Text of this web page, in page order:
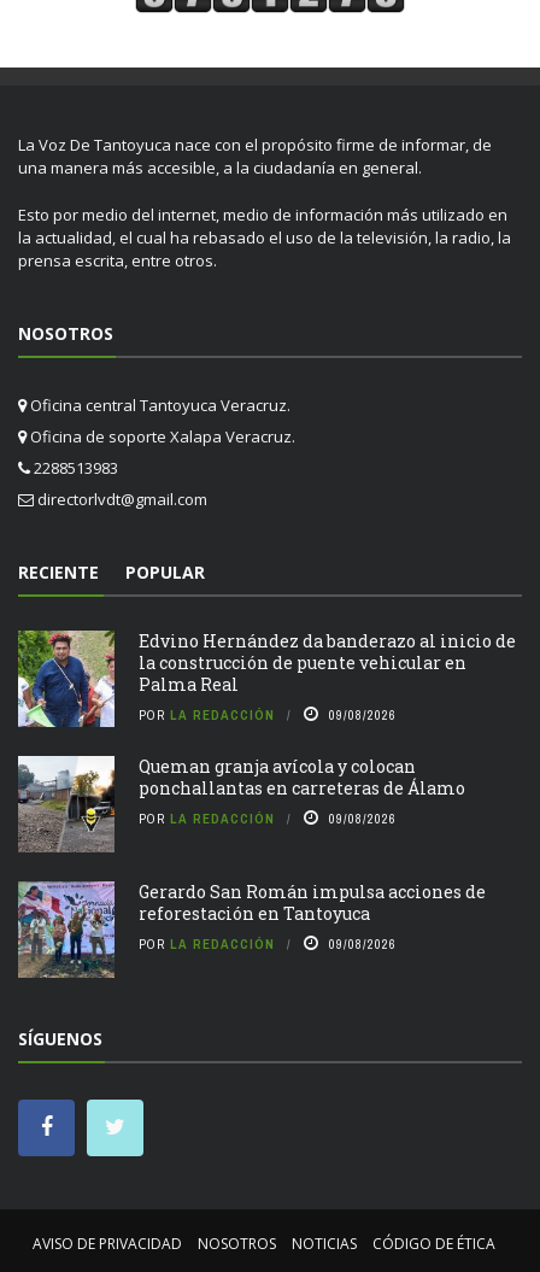
La Voz De Tantoyuca nace con el propósito firme de informar, de
una manera más accesible, a la ciudadanía en general.
Esto por medio del internet, medio de información más utilizado en
la actualidad, el cual ha rebasado el uso de la televisión, la radio, la
prensa escrita, entre otros.
NOSOTROS
Oficina central Tantoyuca Veracruz.
Oficina de soporte Xalapa Veracruz.
2288513983
directorlvdt@gmail.com
RECIENTE POPULAR
Edvino Hernández da banderazo al inicio de
la construcción de puente vehicular en
Palma Real
POR LA REDACCIÓN 09/08/2026
Queman granja avícola y colocan
ponchallantas en carreteras de Álamo
POR LA REDACCIÓN 09/08/2026
Gerardo San Román impulsa acciones de
reforestación en Tantoyuca
POR LA REDACCIÓN 09/08/2026
SÍGUENOS
AVISO DE PRIVACIDAD NOSOTROS NOTICIAS CÓDIGO DE ÉTICA